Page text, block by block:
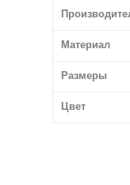
Материал
Размеры
Цвет